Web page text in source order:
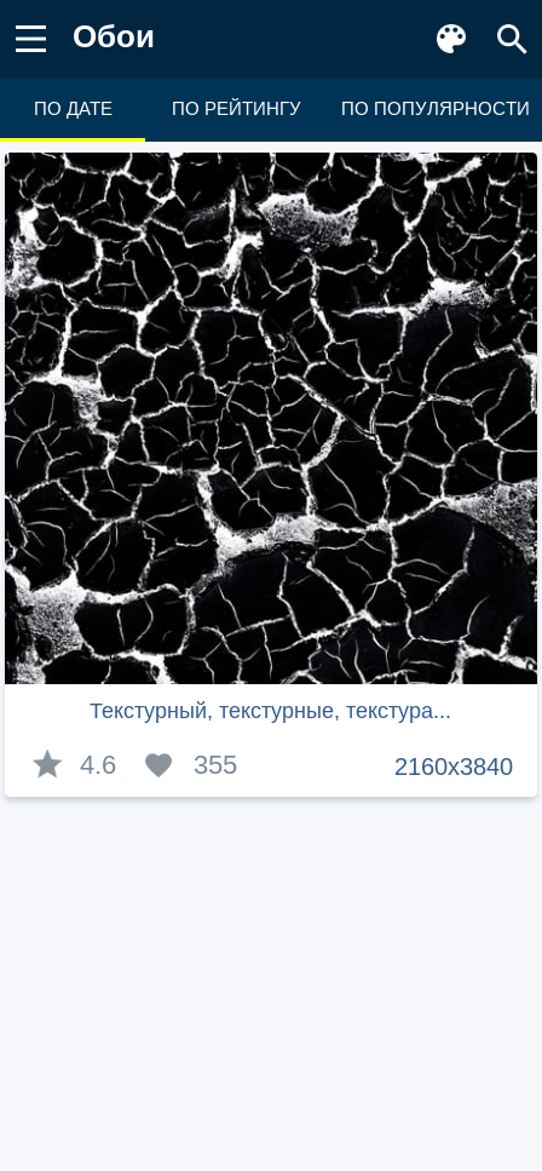
Обои
ПО ДАТЕ ПО РЕЙТИНГУ ПО ПОПУЛЯРНОСТИ
Текстурный, текстурные, текстура...
2160x3840
4.6 355